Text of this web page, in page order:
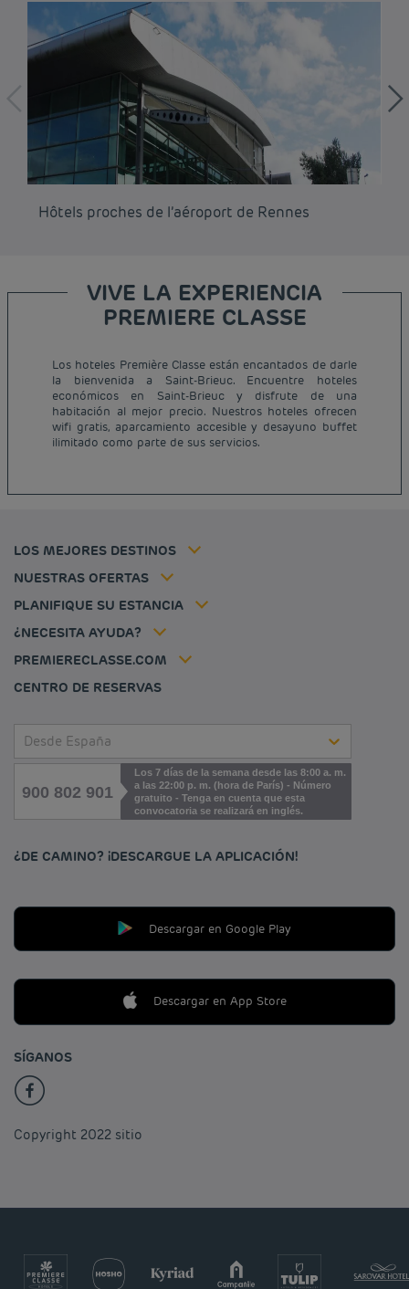
Hôtels proches de l’aéroport de Rennes
VIVE LA EXPERIENCIA
PREMIERE CLASSE
Los hoteles Première Classe están encantados de darle
la bienvenida a Saint-Brieuc. Encuentre hoteles
económicos en Saint-Brieuc y disfrute de una
habitación al mejor precio. Nuestros hoteles ofrecen
wifi gratis, aparcamiento accesible y desayuno buffet
ilimitado como parte de sus servicios.
LOS MEJORES DESTINOS
Hoteles baratos París
Hoteles baratos Francia
Hoteles baratos Marsella
Hoteles baratos Burdeos
Hoteles baratos Toulouse
NUESTRAS OFERTAS
Tarifa del miembro
PLANIFIQUE SU ESTANCIA
Mi reserva
Politique animaux de compagnie
¿NECESITA AYUDA?
PREMIERECLASSE.COM
Avisos legales
Términos y Condiciones Generales
Tax policy
Empleo
Jin Jiang International
CENTRO DE RESERVAS
Desde España
900 802 901
Los 7 días de la semana desde las 8:00 a. m.
a las 22:00 p. m. (hora de París) - Número
gratuito - Tenga en cuenta que esta
convocatoria se realizará en inglés.
¿DE CAMINO? ¡DESCARGUE LA APLICACIÓN!
Descargar en Google Play
Descargar en App Store
SÍGANOS
Copyright 2022 sitio